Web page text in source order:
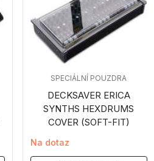
DECKSAVER ERICA
SYNTHS HEXDRUMS
COVER (SOFT-FIT)
SPECIÁLNÍ POUZDRA
Na dotaz